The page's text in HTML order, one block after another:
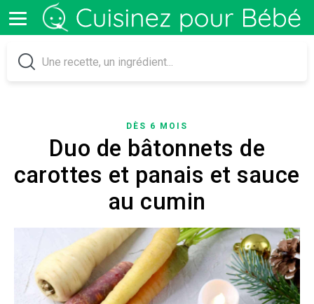
DÈS 6 MOIS
Duo de bâtonnets de
carottes et panais et sauce
au cumin